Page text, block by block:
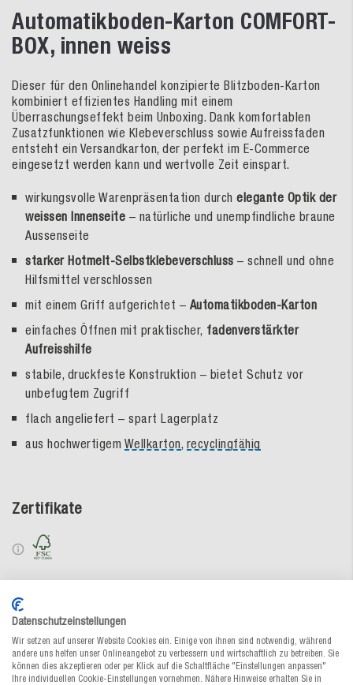
Automatikboden-Karton COMFORT-
BOX, innen weiss
Dieser für den Onlinehandel konzipierte Blitzboden-Karton
kombiniert effizientes Handling mit einem
Überraschungseffekt beim Unboxing. Dank komfortablen
Zusatzfunktionen wie Klebeverschluss sowie Aufreissfaden
entsteht ein Versandkarton, der perfekt im E-Commerce
eingesetzt werden kann und wertvolle Zeit einspart.
wirkungsvolle Warenpräsentation durch elegante Optik der
weissen Innenseite – natürliche und unempfindliche braune
Aussenseite
starker Hotmelt-Selbstklebeverschluss – schnell und ohne
Hilfsmittel verschlossen
mit einem Griff aufgerichtet – Automatikboden-Karton
einfaches Öffnen mit praktischer, fadenverstärkter
Aufreisshilfe
stabile, druckfeste Konstruktion – bietet Schutz vor
unbefugtem Zugriff
flach angeliefert – spart Lagerplatz
aus hochwertigem Wellkarton, recyclingfähig
Zertifikate
Materialeigenschaften
Datenschutzeinstellungen
Wir setzen auf unserer Website Cookies ein. Einige von ihnen sind notwendig, während
andere uns helfen unser Onlineangebot zu verbessern und wirtschaftlich zu betreiben. Sie
können dies akzeptieren oder per Klick auf die Schaltfläche "Einstellungen anpassen"
Ihre individuellen Cookie-Einstellungen vornehmen. Nähere Hinweise erhalten Sie in